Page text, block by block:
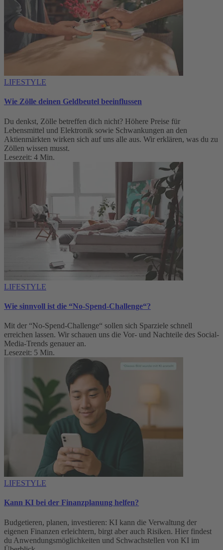
LIFESTYLE
Wie Zölle deinen Geldbeutel beeinflussen
Du denkst, Zölle betreffen dich nicht? Höhere Preise für
Lebensmittel und Elektronik sowie Schwankungen an den
Aktienmärkten wirken sich auf uns alle aus. Wir erklären, was du zu
Zöllen wissen musst.
Lesezeit: 4 Min.
LIFESTYLE
Wie sinnvoll ist die “No-Spend-Challenge“?
Mit der “No-Spend-Challenge“ sollen sich Sparziele schnell
erreichen lassen. Wir schauen uns die Vor- und Nachteile des Social-
Media-Trends genauer an.
Lesezeit: 5 Min.
LIFESTYLE
Kann KI bei der Finanzplanung helfen?
Budgetieren, planen, investieren: KI kann die Verwaltung der
eigenen Finanzen erleichtern, birgt aber auch Risiken. Hier findest
du Anwendungsmöglichkeiten und Schwachstellen von KI im